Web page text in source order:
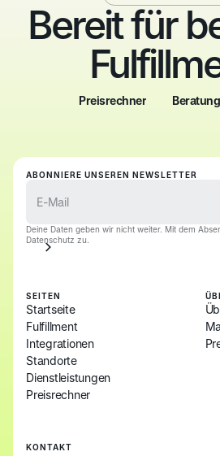
Bereit für
Preisrechner
ABONNIERE UNSEREN NEWSLETTER
Deine Daten geben wir nicht weiter. Mit dem
Datenschutz zu.
SEITEN
Startseite
Fulfillment
Integrationen
Standorte
Dienstleistungen
Preisrechner
KONTAKT